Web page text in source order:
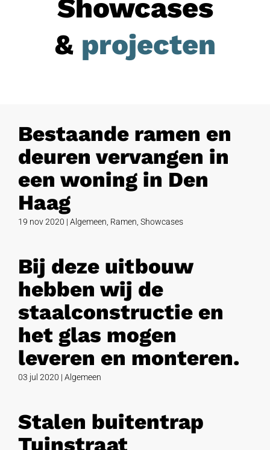
Showcases
& projecten
Bestaande ramen en
deuren vervangen in
een woning in Den
Haag
19 nov 2020 | Algemeen Ramen Showcases
Bij deze uitbouw
hebben wij de
staalconstructie en
het glas mogen
leveren en monteren.
03 jul 2020 | Algemeen
Stalen buitentrap
Tuinstraat